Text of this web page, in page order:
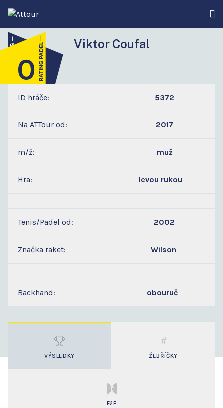
Viktor Coufal
3
0
ID hráče: 5372
Na ATTour od: 2017
m/ž: muž
Hra: levou rukou
Tenis/Padel od: 2002
Značka raket: Wilson
Backhand: obouruč
VÝSLEDKY ŽEBŘÍČKY
F2F